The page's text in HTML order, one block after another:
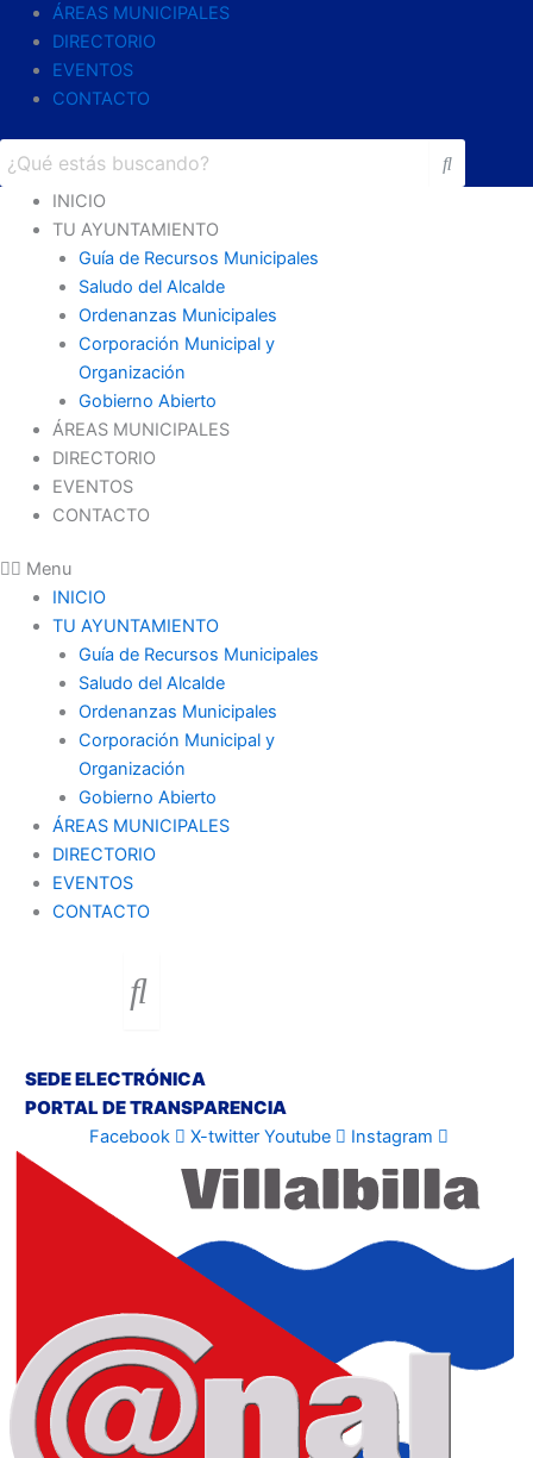
ÁREAS MUNICIPALES
DIRECTORIO
EVENTOS
CONTACTO
INICIO
TU AYUNTAMIENTO
Guía de Recursos Municipales
Saludo del Alcalde
Ordenanzas Municipales
Corporación Municipal y
Organización
Gobierno Abierto
ÁREAS MUNICIPALES
DIRECTORIO
EVENTOS
CONTACTO
Menu
INICIO
TU AYUNTAMIENTO
Guía de Recursos Municipales
Saludo del Alcalde
Ordenanzas Municipales
Corporación Municipal y
Organización
Gobierno Abierto
ÁREAS MUNICIPALES
DIRECTORIO
EVENTOS
CONTACTO
SEDE ELECTRÓNICA
PORTAL DE TRANSPARENCIA
Facebook X-twitter Youtube Instagram